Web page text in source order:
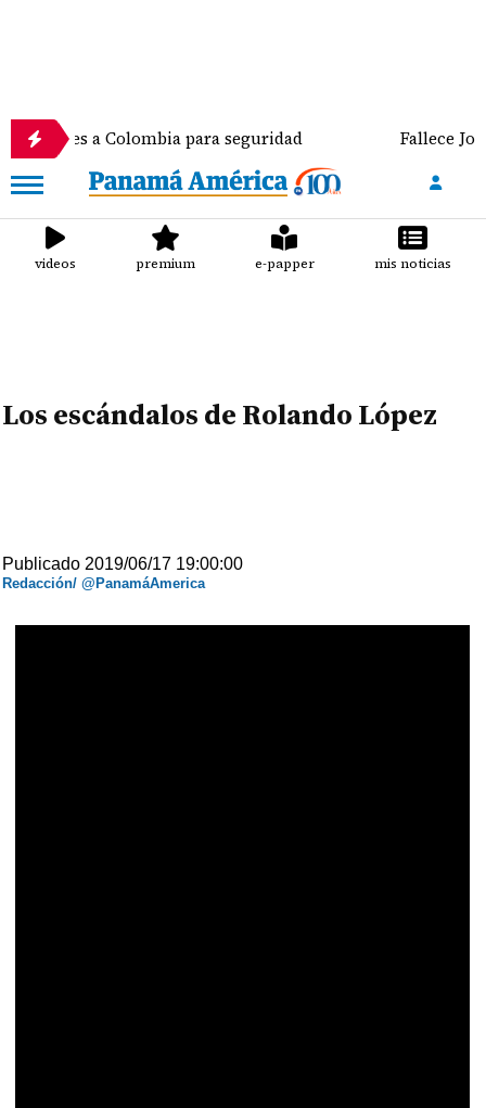
dólares a Colombia para seguridad Fallece
videos premium e-papper mis noticias
Los escándalos de Rolando López
Publicado 2019/06/17 19:00:00
Redacción/ @PanamáAmerica